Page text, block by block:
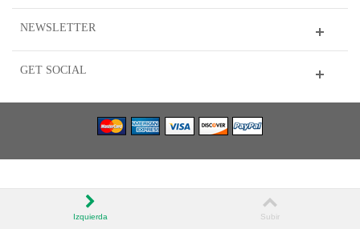
NEWSLETTER
GET SOCIAL
Izquierda Subir